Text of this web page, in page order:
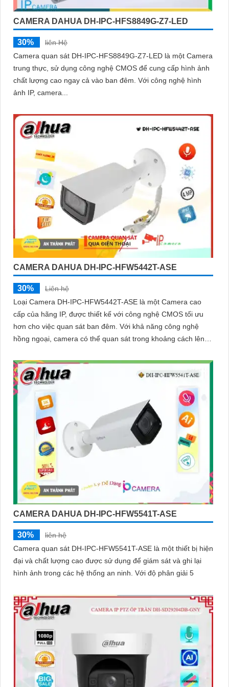
CAMERA DAHUA DH-IPC-HFS8849G-Z7-LED
30%
liên Hệ
Camera quan sát DH-IPC-HFS8849G-Z7-LED là một Camera
trung thực, sử dụng công nghệ CMOS để cung cấp hình ảnh
chất lượng cao ngay cả vào ban đêm. Với công nghệ hình
ảnh IP, camera...
CAMERA DAHUA DH-IPC-HFW5442T-ASE
30%
Liên hệ
Loại Camera DH-IPC-HFW5442T-ASE là một Camera cao
cấp của hãng IP, được thiết kế với công nghệ CMOS tối ưu
hơn cho việc quan sát ban đêm. Với khả năng công nghệ
hồng ngoại, camera có thể quan sát trong khoảng cách lên
CAMERA DAHUA DH-IPC-HFW5541T-ASE
30%
liên hệ
Camera quan sát DH-IPC-HFW5541T-ASE là một thiết bị hiện
đại và chất lượng cao được sử dụng để giám sát và ghi lại
hình ảnh trong các hệ thống an ninh. Với độ phân giải 5